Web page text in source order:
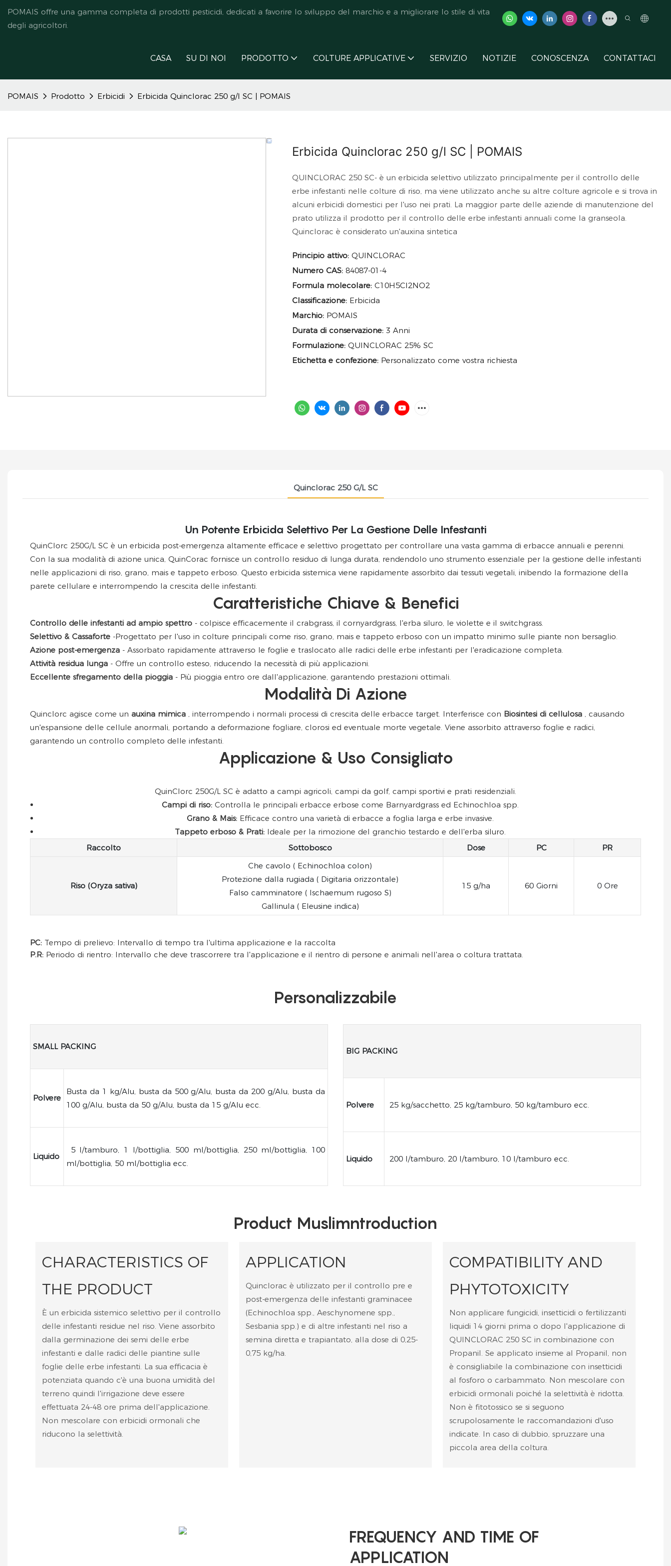
POMAIS offre una gamma completa di prodotti pesticidi, dedicati a favorire lo sviluppo del marchio e a migliorare lo stile di vita
degli agricoltori.
CASA SU DI NOI PRODOTTO COLTURE APPLICATIVE SERVIZIO NOTIZIE CONOSCENZA CONTATTACI
POMAIS Prodotto Erbicidi Erbicida Quinclorac 250 g/l SC | POMAIS
Erbicida Quinclorac 250 g/l SC | POMAIS
QUINCLORAC 250 SC- è un erbicida selettivo utilizzato principalmente per il controllo delle
erbe infestanti nelle colture di riso, ma viene utilizzato anche su altre colture agricole e si trova in
alcuni erbicidi domestici per l'uso nei prati. La maggior parte delle aziende di manutenzione del
prato utilizza il prodotto per il controllo delle erbe infestanti annuali come la granseola.
Quinclorac è considerato un'auxina sintetica
Principio attivo: QUINCLORAC
Numero CAS: 84087-01-4
Formula molecolare: C10H5Cl2NO2
Classificazione: Erbicida
Marchio: POMAIS
Durata di conservazione: 3 Anni
Formulazione: QUINCLORAC 25% SC
Etichetta e confezione: Personalizzato come vostra richiesta
Quinclorac 250 G/l SC
Un Potente Erbicida Selettivo Per La Gestione Delle Infestanti
QuinClorc 250G/L SC è un erbicida post-emergenza altamente efficace e selettivo progettato per controllare una vasta gamma di erbacce annuali e perenni.
Con la sua modalità di azione unica, QuinCorac fornisce un controllo residuo di lunga durata, rendendolo uno strumento essenziale per la gestione delle infestanti
nelle applicazioni di riso, grano, mais e tappeto erboso. Questo erbicida sistemica viene rapidamente assorbito dai tessuti vegetali, inibendo la formazione della
parete cellulare e interrompendo la crescita delle infestanti.
Caratteristiche Chiave & Benefici
Controllo delle infestanti ad ampio spettro - colpisce efficacemente il crabgrass, il cornyardgrass, l'erba siluro, le violette e il switchgrass.
Selettivo & Cassaforte -Progettato per l'uso in colture principali come riso, grano, mais e tappeto erboso con un impatto minimo sulle piante non bersaglio.
Azione post-emergenza - Assorbato rapidamente attraverso le foglie e traslocato alle radici delle erbe infestanti per l'eradicazione completa.
Attività residua lunga - Offre un controllo esteso, riducendo la necessità di più applicazioni.
Eccellente sfregamento della pioggia - Più pioggia entro ore dall'applicazione, garantendo prestazioni ottimali.
Modalità Di Azione
Quinclorc agisce come un auxina mimica , interrompendo i normali processi di crescita delle erbacce target. Interferisce con Biosintesi di cellulosa
, causando
un'espansione delle cellule anormali, portando a deformazione fogliare, clorosi ed eventuale morte vegetale. Viene assorbito attraverso foglie e radici,
garantendo un controllo completo delle infestanti.
Applicazione & Uso Consigliato
QuinClorc 250G/L SC è adatto a campi agricoli, campi da golf, campi sportivi e prati residenziali.
Campi di riso: Controlla le principali erbacce erbose come Barnyardgrass ed Echinochloa spp.
Grano & Mais: Efficace contro una varietà di erbacce a foglia larga e erbe invasive.
Tappeto erboso & Prati: Ideale per la rimozione del granchio testardo e dell'erba siluro.
Raccolto
Sottobosco Dose PC PR
Riso (Oryza sativa)
Che cavolo ( Echinochloa colon)
Protezione dalla rugiada ( Digitaria orizzontale)
Falso camminatore ( Ischaemum rugoso S)
Gallinula ( Eleusine indica)
15 g/ha 60 Giorni 0 Ore
PC: Tempo di prelievo: Intervallo di tempo tra l'ultima applicazione e la raccolta
P.R: Periodo di rientro: Intervallo che deve trascorrere tra l'applicazione e il rientro di persone e animali nell'area o coltura trattata.
Personalizzabile
SMALL PACKING
Polvere
Busta da 1 kg/Alu, busta da 500 g/Alu, busta da 200 g/Alu, busta da
100 g/Alu, busta da 50 g/Alu, busta da 15 g/Alu ecc.
Liquido
5 l/tamburo, 1 l/bottiglia, 500 ml/bottiglia, 250 ml/bottiglia, 100
ml/bottiglia, 50 ml/bottiglia ecc.
BIG PACKING
Polvere 25 kg/sacchetto, 25 kg/tamburo, 50 kg/tamburo ecc.
Liquido 200 l/tamburo, 20 l/tamburo, 10 l/tamburo ecc.
Product Muslimntroduction
CHARACTERISTICS OF
THE PRODUCT
È un erbicida sistemico selettivo per il controllo
delle infestanti residue nel riso. Viene assorbito
dalla germinazione dei semi delle erbe
infestanti e dalle radici delle piantine sulle
foglie delle erbe infestanti. La sua efficacia è
potenziata quando c'è una buona umidità del
terreno quindi l'irrigazione deve essere
effettuata 24-48 ore prima dell'applicazione.
Non mescolare con erbicidi ormonali che
riducono la selettività.
APPLICATION
Quinclorac è utilizzato per il controllo pre e
post-emergenza delle infestanti graminacee
(Echinochloa spp., Aeschynomene spp.,
Sesbania spp.) e di altre infestanti nel riso a
semina diretta e trapiantato, alla dose di 0,25-
0,75 kg/ha.
COMPATIBILITY AND
PHYTOTOXICITY
Non applicare fungicidi, insetticidi o fertilizzanti
liquidi 14 giorni prima o dopo l'applicazione di
QUINCLORAC 250 SC in combinazione con
Propanil. Se applicato insieme al Propanil, non
è consigliabile la combinazione con insetticidi
al fosforo o carbammato. Non mescolare con
erbicidi ormonali poiché la selettività è ridotta.
Non è fitotossico se si seguono
scrupolosamente le raccomandazioni d'uso
indicate. In caso di dubbio, spruzzare una
piccola area della coltura.
FREQUENCY AND TIME OF
APPLICATION